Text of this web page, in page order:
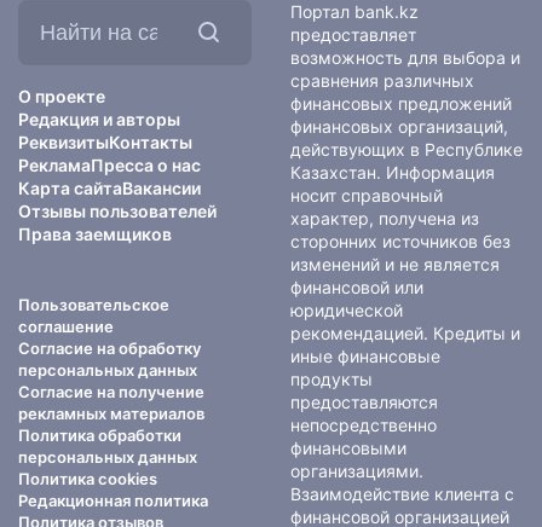
О проекте
Редакция и авторы
РеквизитыКонтакты
РекламаПресса о нас
Карта сайтаВакансии
Отзывы пользователей
Права заемщиков
Пользовательское
соглашение
Согласие на обработку
персональных данных
Согласие на получение
рекламных материалов
Политика обработки
персональных данных
Политика cookies
Редакционная политика
Политика отзывов
Портал bank.kz
предоставляет
возможность для выбора и
сравнения различных
финансовых предложений
финансовых организаций,
действующих в Республике
Казахстан. Информация
носит справочный
характер, получена из
сторонних источников без
изменений и не является
финансовой или
юридической
рекомендацией. Кредиты и
иные финансовые
продукты
предоставляются
непосредственно
финансовыми
организациями.
Взаимодействие клиента с
финансовой организацией